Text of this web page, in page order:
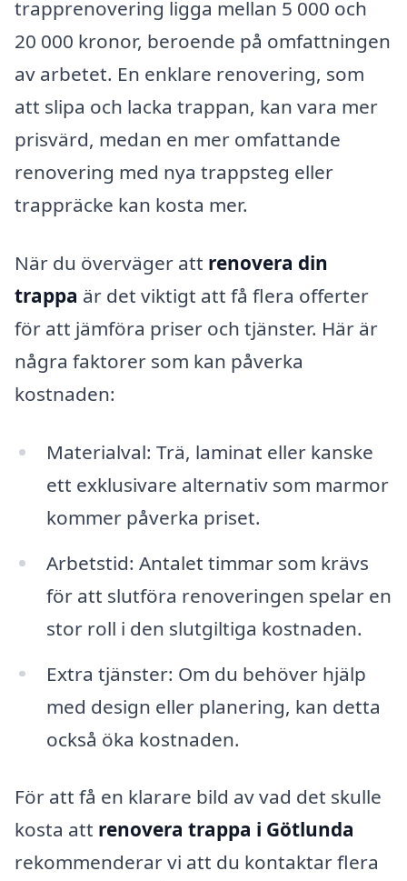
trapprenovering ligga mellan 5 000 och
20 000 kronor, beroende på omfattningen
av arbetet. En enklare renovering, som
att slipa och lacka trappan, kan vara mer
prisvärd, medan en mer omfattande
renovering med nya trappsteg eller
trappräcke kan kosta mer.
När du överväger att renovera din
trappa är det viktigt att få flera offerter
för att jämföra priser och tjänster. Här är
några faktorer som kan påverka
kostnaden:
Materialval: Trä, laminat eller kanske
ett exklusivare alternativ som marmor
kommer påverka priset.
Arbetstid: Antalet timmar som krävs
för att slutföra renoveringen spelar en
stor roll i den slutgiltiga kostnaden.
Extra tjänster: Om du behöver hjälp
med design eller planering, kan detta
också öka kostnaden.
För att få en klarare bild av vad det skulle
kosta att renovera trappa i Götlunda
rekommenderar vi att du kontaktar flera